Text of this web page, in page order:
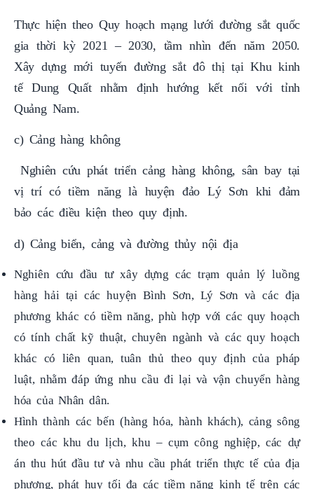
gia thời kỳ 2021 – 2030, tầm nhìn đến năm 2050.
Xây dựng mới tuyến đường sắt đô thị tại Khu kinh
tế Dung Quất nhằm định hướng kết nối với tỉnh
Quảng Nam.
c) Cảng hàng không
Nghiên cứu phát triển cảng hàng không, sân bay tại
vị trí có tiềm năng là huyện đảo Lý Sơn khi đảm
bảo các điều kiện theo quy định.
d) Cảng biển, cảng và đường thủy nội địa
Nghiên cứu đầu tư xây dựng các trạm quản lý luồng
hàng hải tại các huyện Bình Sơn, Lý Sơn và các địa
phương khác có tiềm năng, phù hợp với các quy hoạch
có tính chất kỹ thuật, chuyên ngành và các quy hoạch
khác có liên quan, tuân thủ theo quy định của pháp
luật, nhằm đáp ứng nhu cầu đi lại và vận chuyển hàng
hóa của Nhân dân.
Hình thành các bến (hàng hóa, hành khách), cảng sông
theo các khu du lịch, khu – cụm công nghiệp, các dự
án thu hút đầu tư và nhu cầu phát triển thực tế của địa
phương, phát huy tối đa các tiềm năng kinh tế trên các
vùng lãnh thổ.